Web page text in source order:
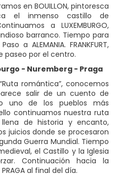
en BOUILLON, pintoresca
el inmenso castillo de
a LUXEMBURGO,
barranco. Tiempo para
a ALEMANIA. FRANKFURT,
paseo por el centro.
- Nuremberg - Praga
romántica”, conocemos
salir de un cuento de
uno de los pueblos más
continuamos nuestra ruta
llena de historia y encanto,
juicios donde se procesaron
Guerra Mundial. Tiempo
el Castillo y la Iglesia
Continuación hacia la
al final del día.